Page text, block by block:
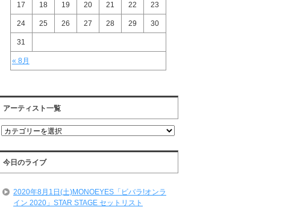
« 8月
17 18 19 20 21 22 23
24 25 26 27 28 29 30
31
アーティスト一覧
ア
テ
ィ
ス
一
今日のライブ
2020年8月1日(土)MONOEYES「ビバラ!オンラ
イン 2020」STAR STAGE セットリスト